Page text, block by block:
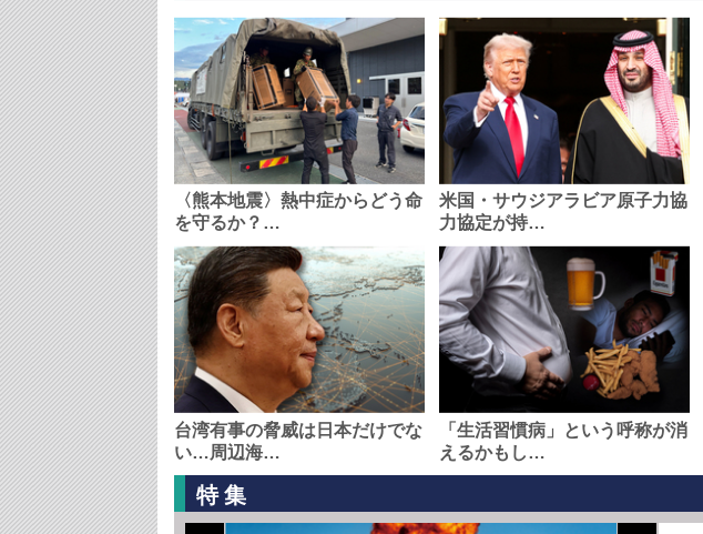
〈熊本地震〉熱中症からどう命
を守るか？…
米国・サウジアラビア原子力協
力協定が持…
台湾有事の脅威は日本だけでな
い…周辺海…
「生活習慣病」という呼称が消
えるかもし…
特集